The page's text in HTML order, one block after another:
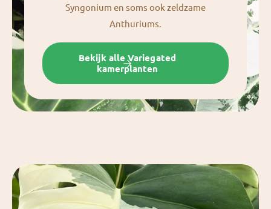
Syngonium en soms ook zeldzame
Anthuriums.
Bekijk alle Variegated
kamerplanten